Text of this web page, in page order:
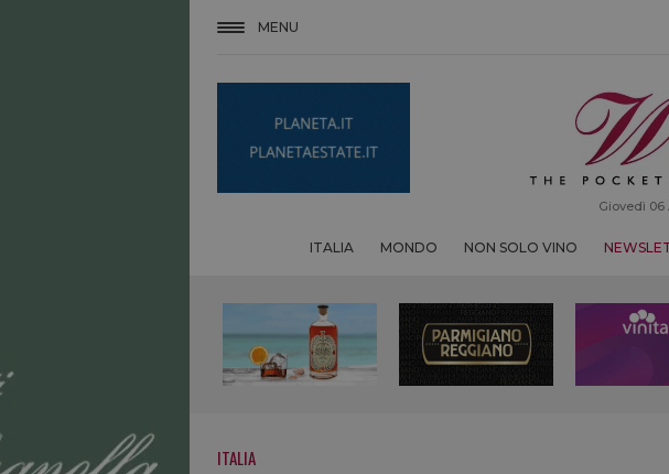
MENU
Giovedì 06
ITALIA MONDO NON SOLO VINO
ITALIA